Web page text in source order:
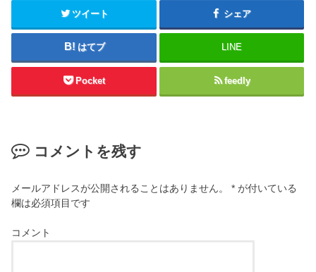
ツイート シェア
はてブ LINE
Pocket feedly
コメントを残す
メールアドレスが公開されることはありません。 * が付いている
欄は必須項目です
コメント